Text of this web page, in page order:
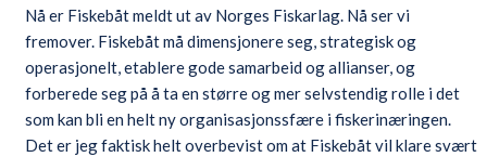
Nå er Fiskebåt meldt ut av Norges Fiskarlag. Nå ser vi
fremover. Fiskebåt må dimensjonere seg, strategisk og
operasjonelt, etablere gode samarbeid og allianser, og
forberede seg på å ta en større og mer selvstendig rolle i det
som kan bli en helt ny organisasjonssfære i fiskerinæringen.
Det er jeg faktisk helt overbevist om at Fiskebåt vil klare svært